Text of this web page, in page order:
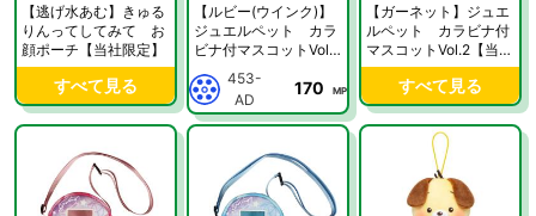
【逃げ水あむ】きゅる
りんってしてみて お
顔ポーチ【当社限定】
すべて見る
【ルビー(ウインク)】
ジュエルペット カラ
ビナ付マスコットVol.2
453-
AD
170 MP
【ガーネット】ジュエ
ルペット カラビナ付
マスコットVol.2【当社
限定】
すべて見る